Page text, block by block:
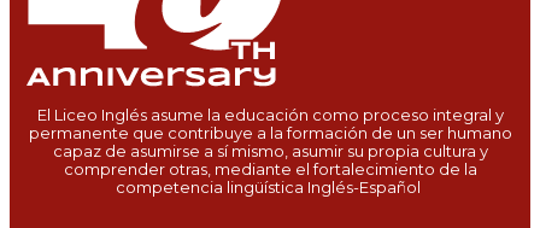
El Liceo Inglés asume la educación como proceso integral y
permanente que contribuye a la formación de un ser humano
capaz de asumirse a sí mismo, asumir su propia cultura y
comprender otras, mediante el fortalecimiento de la
competencia lingüística Inglés-Español